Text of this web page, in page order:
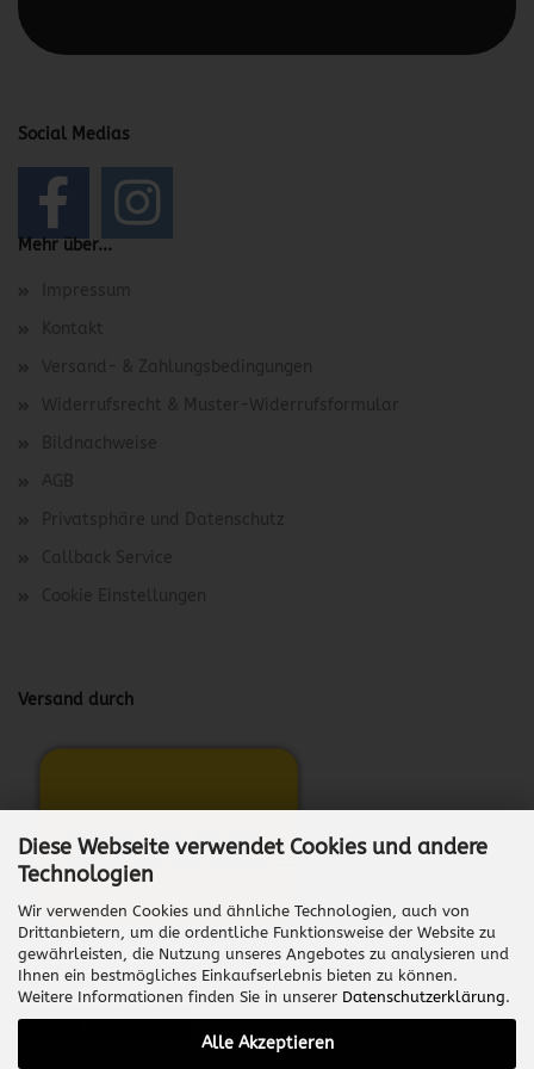
Diese Webseite verwendet Cookies und andere
Technologien
Wir verwenden Cookies und ähnliche Technologien, auch von
Drittanbietern, um die ordentliche Funktionsweise der Website zu
gewährleisten, die Nutzung unseres Angebotes zu analysieren und
Ihnen ein bestmögliches Einkaufserlebnis bieten zu können.
Weitere Informationen finden Sie in unserer Datenschutzerklärung.
Alle Akzeptieren
Social Medias
Mehr über...
Impressum
Kontakt
Versand- & Zahlungsbedingungen
Widerrufsrecht & Muster-Widerrufsformular
Bildnachweise
AGB
Privatsphäre und Datenschutz
Callback Service
Cookie Einstellungen
Versand durch
Vertrag widerrufen